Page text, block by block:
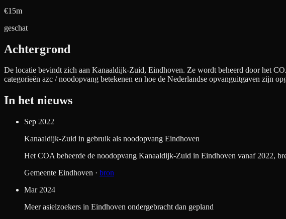
€15m
geschat
Achtergrond
De locatie bevindt zich aan Kanaaldijk-Zuid, Eindhoven. Ze wordt beheerd door het
categorieën azc / noodopvang betekenen en hoe de Nederlandse opvanguitgaven zijn
In het nieuws
Sep 2022
Kanaaldijk-Zuid in gebruik als noodopvang Eindhoven
Het COA beheerde de noodopvang Kanaaldijk-Zuid in Eindhoven vanaf 2022,
Gemeente Eindhoven · bron
Mar 2024
Meer asielzoekers in Eindhoven ondergebracht dan gepland